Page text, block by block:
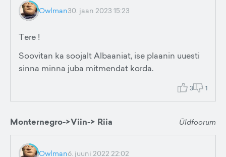
Owlman30. jaan 2023 15:23
Tere !
Soovitan ka soojalt Albaaniat, ise plaanin uuesti
sinna minna juba mitmendat korda.
3 1
Monternegro->Viin-> Riia Üldfoorum
Owlman6. juuni 2022 22:02